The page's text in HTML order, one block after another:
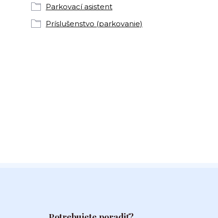
Parkovací asistent
Príslušenstvo (parkovanie)